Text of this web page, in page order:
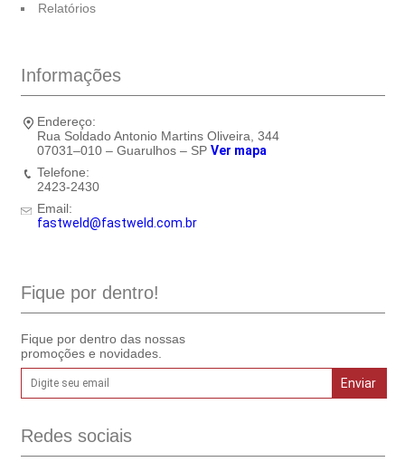
Relatórios
Informações
Endereço:
Rua Soldado Antonio Martins Oliveira, 344
07031–010 – Guarulhos – SP Ver mapa
Telefone:
2423-2430
Email:
fastweld@fastweld.com.br
Fique por dentro!
Fique por dentro das nossas
promoções e novidades.
Redes sociais